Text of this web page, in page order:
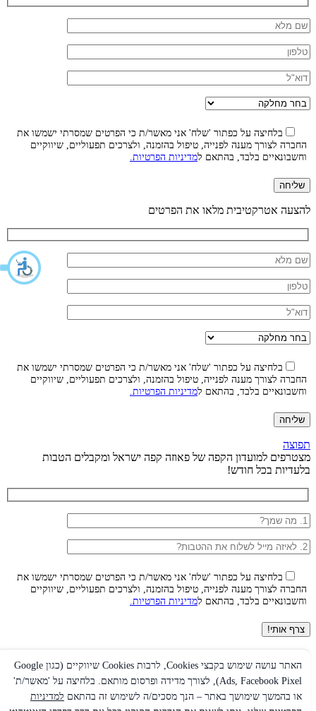
בלחיצה על כפתור 'שלח' אני מאשר/ת כי הפרטים שמסרתי ישמשו את
החברה לצורך מענה לפנייה, טיפול בהזמנה, ולצרכים תפעוליים, שיווקיים
וחשבונאיים בלבד, בהתאם למדיניות הפרטיות.
להצעה אטרקטיבית מלאו את הפרטים
בלחיצה על כפתור 'שלח' אני מאשר/ת כי הפרטים שמסרתי ישמשו את
החברה לצורך מענה לפנייה, טיפול בהזמנה, ולצרכים תפעוליים, שיווקיים
וחשבונאיים בלבד, בהתאם למדיניות הפרטיות.
תפוצה
מצטרפים למועדון הקפה של פאוזה קפה ישראל ומקבלים הטבות
בלעדיות בכל חודש!
בלחיצה על כפתור 'שלח' אני מאשר/ת כי הפרטים שמסרתי ישמשו את
החברה לצורך מענה לפנייה, טיפול בהזמנה, ולצרכים תפעוליים, שיווקיים
וחשבונאיים בלבד, בהתאם למדיניות הפרטיות.
האתר עושה שימוש בקבצי Cookies, לרבות Cookies שיווקיים (כגון Google
Ads, Facebook Pixel), לצורך מדידה ופרסום מותאם. בלחיצה על 'מאשר/ת'
או בהמשך שימושך באתר – הנך מסכים/ה לשימוש זה בהתאם למדיניות
מצא את החנות הכי קרובה אליך!